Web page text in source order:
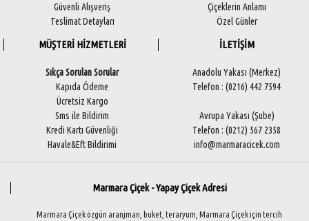
Güvenli Alışveriş
Teslimat Detayları
Çiçeklerin Anlamı
Özel Günler
MÜŞTERİ HİZMETLERİ
Sıkça Sorulan Sorular
Kapıda Ödeme
Ücretsiz Kargo
Sms ile Bildirim
Kredi Kartı Güvenliği
Havale&Eft Bildirimi
İLETİŞİM
Anadolu Yakası (Merkez)
Telefon : (0216) 442 7594
Avrupa Yakası (Şube)
Telefon : (0212) 567 2358
info@marmaracicek.com
Marmara Çiçek - Yapay Çiçek Adresi
Marmara Çiçek özgün aranjman, buket, teraryum, Marmara Çiçek için tercih